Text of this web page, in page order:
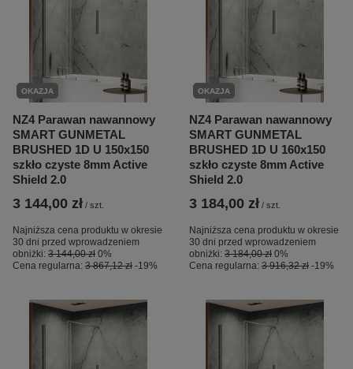
OKAZJA
NZ4 Parawan nawannowy
SMART GUNMETAL
BRUSHED 1D U 150x150
szkło czyste 8mm Active
Shield 2.0
3 144,00 zł / szt.
Najniższa cena produktu w okresie
30 dni przed wprowadzeniem
obniżki: 3 144,00 zł 0%
Cena regularna: 3 867,12 zł -19%
OKAZJA
NZ4 Parawan nawannowy
SMART GUNMETAL
BRUSHED 1D U 160x150
szkło czyste 8mm Active
Shield 2.0
3 184,00 zł / szt.
Najniższa cena produktu w okresie
30 dni przed wprowadzeniem
obniżki: 3 184,00 zł 0%
Cena regularna: 3 916,32 zł -19%